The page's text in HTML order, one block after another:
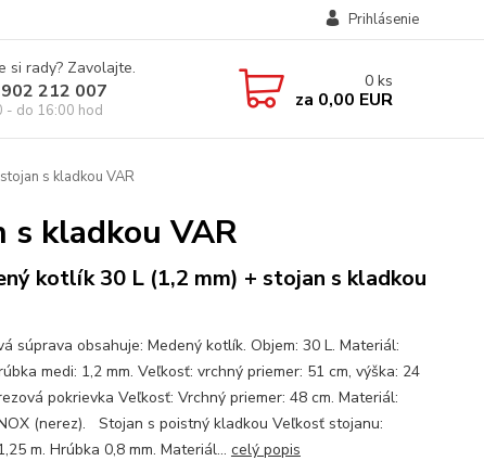
Prihlásenie
si rady? Zavolajte.
212 007
- do 16:00 hod
0 ks
za 0,00 EUR
s kladkou VAR
kladkou VAR
kotlík 30 L (1,2 mm) + stojan s kladkou
súprava obsahuje: Medený kotlík. Objem: 30 L. Materiál:
medi: 1,2 mm. Veľkosť: vrchný priemer: 51 cm, výška: 24
pokrievka Veľkosť: Vrchný priemer: 48 cm. Materiál:
(nerez). Stojan s poistný kladkou Veľkosť stojanu:
m. Hrúbka 0,8 mm. Materiál... celý popis